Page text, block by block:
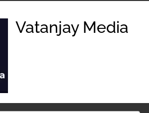
Vatanjay Media